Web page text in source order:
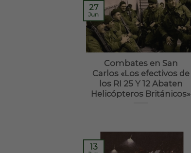
Combates en San
Carlos «Los efectivos de
los RI 25 Y 12 Abaten
Helicópteros Británicos»
27
Jun
13